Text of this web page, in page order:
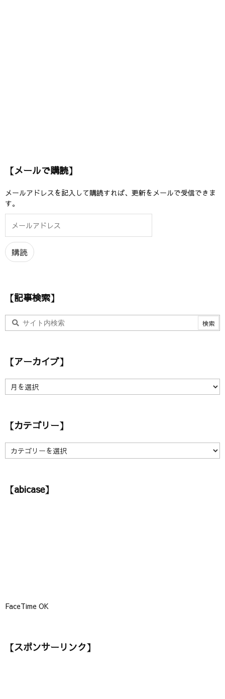
【メールで購読】
メールアドレスを記入して購読すれば、更新をメールで受信できま
す。
ル
ア
ド
購読
【記事検索】
【アーカイブ】
ア
イ【カテゴリー】
【
カ
リ【abicase】
FaceTime OK
【スポンサーリンク】